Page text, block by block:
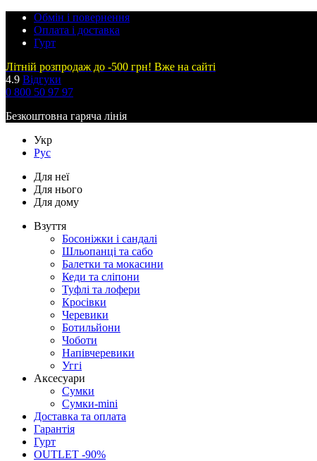
Обмін і повернення
Оплата і доставка
Гурт
Літній розпродаж до -500 грн! Вже на сайті
4.9 Відгуки
0 800 50 97 97
Безкоштовна гаряча лінія
Укр
Рус
Для неї
Для нього
Для дому
Взуття
Босоніжки і сандалі
Шльопанці та сабо
Балетки та мокасини
Кеди та сліпони
Туфлі та лофери
Кросівки
Черевики
Ботильйони
Чоботи
Напівчеревики
Уггі
Аксесуари
Сумки
Сумки-mini
Доставка та оплата
Гарантія
Гурт
OUTLET -90%